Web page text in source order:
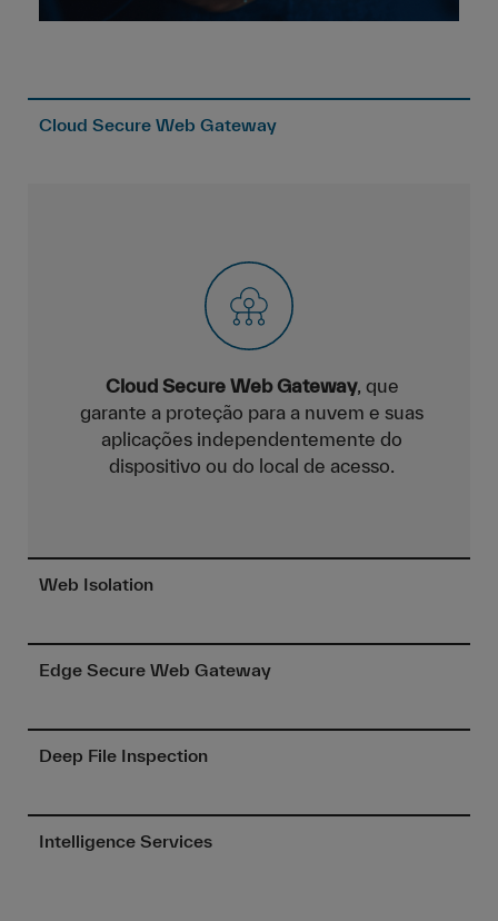
Cloud Secure Web Gateway
Cloud Secure Web Gateway, que
garante a proteção para a nuvem e suas
aplicações independentemente do
dispositivo ou do local de acesso.
Web Isolation
Edge Secure Web Gateway
Deep File Inspection
Intelligence Services